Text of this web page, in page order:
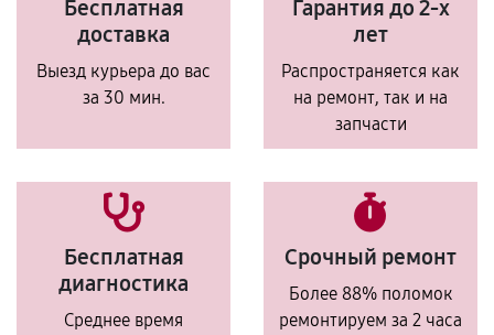
Бесплатная
доставка
Выезд курьера до вас
за 30 мин.
Гарантия до 2-х
лет
Распространяется как
на ремонт, так и на
запчасти
Бесплатная
диагностика
Среднее время
Срочный ремонт
Более 88% поломок
ремонтируем за 2 часа